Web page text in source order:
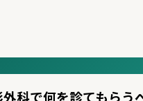
科で何を診てもらう